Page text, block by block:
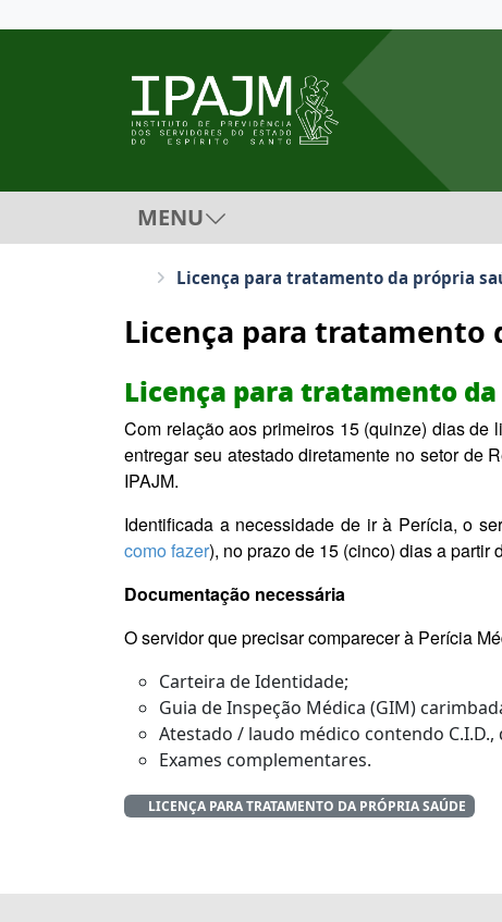
MENU
Licença para tratamento da própria
Licença para tratamento
Licença para tratamento
Com relação aos primeiros 15 (quinze) dias de
entregar seu atestado diretamente no setor de
IPAJM.
Identificada a necessidade de ir à Perícia, o
como fazer), no prazo de 15 (cinco) dias a partir
Documentação necessária
O servidor que precisar comparecer à Perícia
Carteira de Identidade;
Guia de Inspeção Médica (GIM)
Atestado / laudo médico contendo
Exames complementares.
LICENÇA PARA TRATAMENTO DA PRÓPRIA SAÚDE